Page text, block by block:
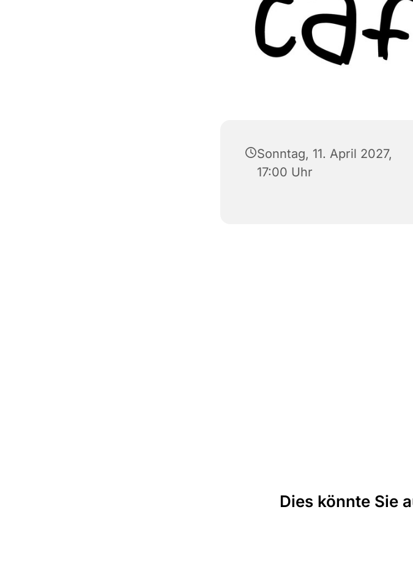
Sonntag, 11. April 2027,
17:00 Uhr
Dies könnte Sie